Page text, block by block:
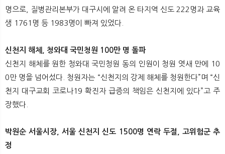
뉴 색
명으로, 질병관리본부가 대구시에 알려 온 타지역 신도 222명과 교육
생 1761명 등 1983명이 빠져 있었다.
신천지 해체, 청와대 국민청원 100만 명 돌파
신천지 해체를 원한 청와대 국민청원 동의 인원이 청원 엿새 만에 10
0만 명을 넘어섰다. 청원자는 “신천지의 강제 해체를 청원한다”며 “신
천지 대구교회 코로나19 확진자 급증의 책임은 신천지에 있다”고 주
장했다.
박원순 서울시장, 서울 신천지 신도 1500명 연락 두절, 고위험군 추
정